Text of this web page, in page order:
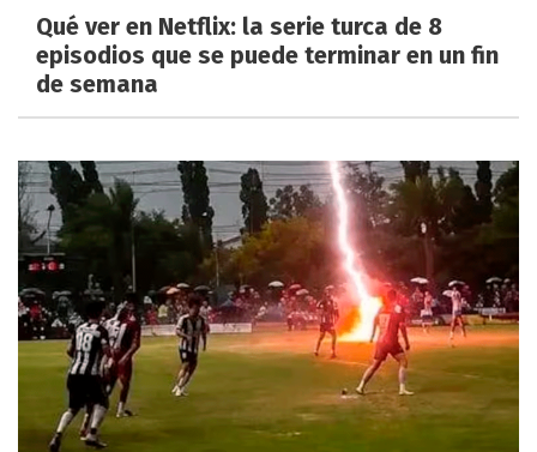
Qué ver en Netflix: la serie turca de 8
episodios que se puede terminar en un fin
de semana